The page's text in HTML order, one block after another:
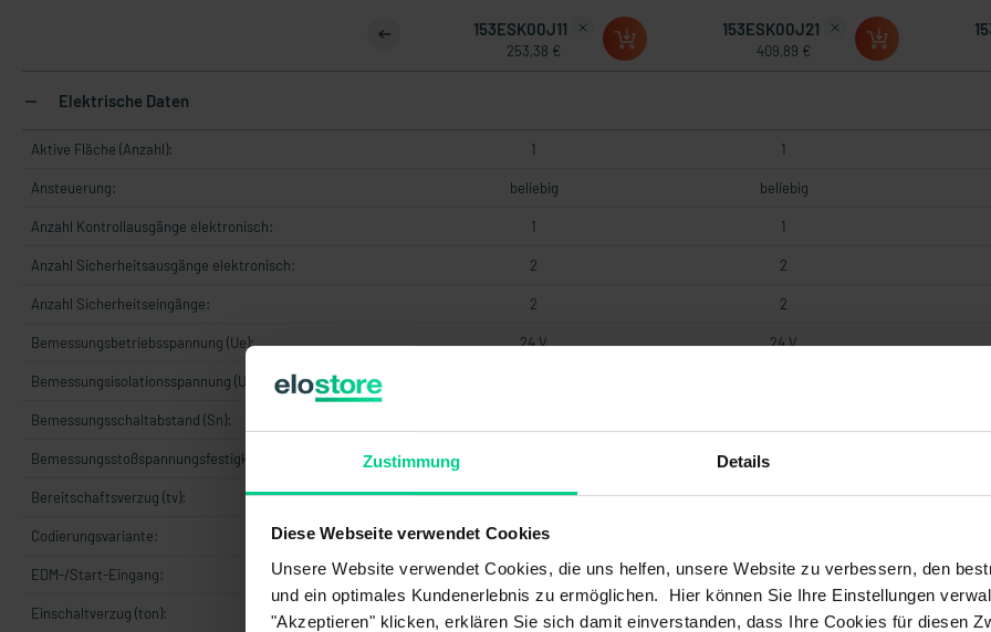
Zustimmung Details
Diese Webseite verwendet Cookies
Unsere Website verwendet Cookies, die uns helfen, unsere Website zu verbessern, den
und ein optimales Kundenerlebnis zu ermöglichen. Hier können Sie Ihre Einstellungen
"Akzeptieren" klicken, erklären Sie sich damit einverstanden, dass Ihre Cookies für diesen
153ESK00J11
253,38 €
153ESK00J21
409,89 €
Elektrische Daten
Aktive Fläche (Anzahl): 1 1
Ansteuerung: beliebig beliebig
Anzahl Kontrollausgänge elektronisch: 1 1
Anzahl Sicherheitsausgänge elektronisch: 2 2
Anzahl Sicherheitseingänge: 2 2
Bemessungsbetriebsspannung (Ue): 24 V 24 V
Bemessungsisolationsspannung (Ui):
Bemessungsschaltabstand (Sn):
Bemessungsstoßspannungsfestigkeit (Uimp): 1000 V
Bereitschaftsverzug (tv): 1000 ms 1000 ms
Codierungsvariante: codiert
EDM-/Start-Eingang:
Einschaltverzug (ton): 75 ms 75 ms